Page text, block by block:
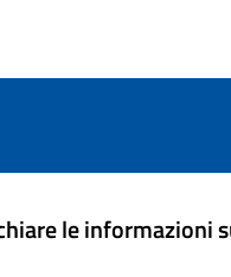
le informazioni